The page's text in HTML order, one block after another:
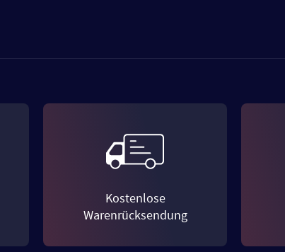
Kostenlose
Warenrücksendung